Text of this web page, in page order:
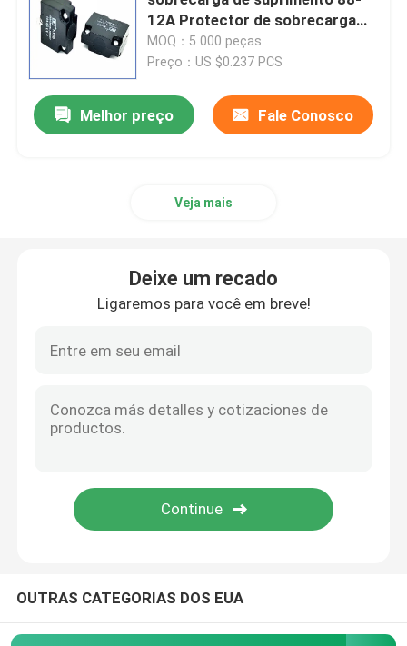
Chip de aquecimento PTC
Termistor NTC
Sensor de temperatura de NTC
Fusível reiniciável PPTC
12A Protector de sobrecarga
sem cabeça Reset manual DC
interruptor de circuito
MOQ：5 000 peças
Preço：US $0.237 PCS
Melhor preço Fale Conosco
Veja mais
Deixe um recado
Ligaremos para você em breve!
OUTRAS CATEGORIAS DOS EUA